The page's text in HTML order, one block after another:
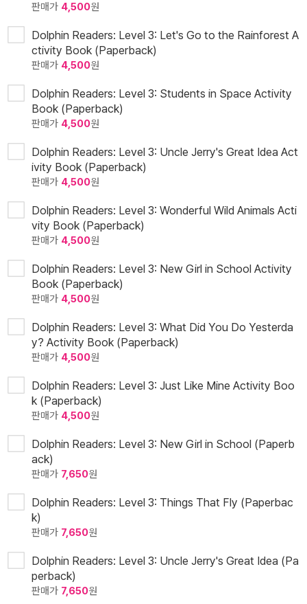
판매가 4,500원
Dolphin Readers: Level 3: Let's Go to the Rainforest A
ctivity Book (Paperback)
판매가 4,500원
Dolphin Readers: Level 3: Students in Space Activity
Book (Paperback)
판매가 4,500원
Dolphin Readers: Level 3: Uncle Jerry's Great Idea Act
ivity Book (Paperback)
판매가 4,500원
Dolphin Readers: Level 3: Wonderful Wild Animals Acti
vity Book (Paperback)
판매가 4,500원
Dolphin Readers: Level 3: New Girl in School Activity
Book (Paperback)
판매가 4,500원
Dolphin Readers: Level 3: What Did You Do Yesterda
y? Activity Book (Paperback)
판매가 4,500원
Dolphin Readers: Level 3: Just Like Mine Activity Boo
k (Paperback)
판매가 4,500원
Dolphin Readers: Level 3: New Girl in School (Paperb
ack)
판매가 7,650원
Dolphin Readers: Level 3: Things That Fly (Paperbac
k)
판매가 7,650원
Dolphin Readers: Level 3: Uncle Jerry's Great Idea (Pa
perback)
판매가 7,650원